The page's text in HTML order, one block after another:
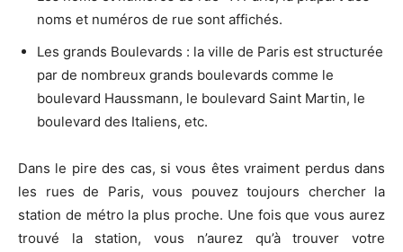
noms et numéros de rue sont affichés.
Les grands Boulevards : la ville de Paris est structurée
par de nombreux grands boulevards comme le
boulevard Haussmann, le boulevard Saint Martin, le
boulevard des Italiens, etc.
Dans le pire des cas, si vous êtes vraiment perdus dans
les rues de Paris, vous pouvez toujours chercher la
station de métro la plus proche. Une fois que vous aurez
trouvé la station, vous n’aurez qu’à trouver votre